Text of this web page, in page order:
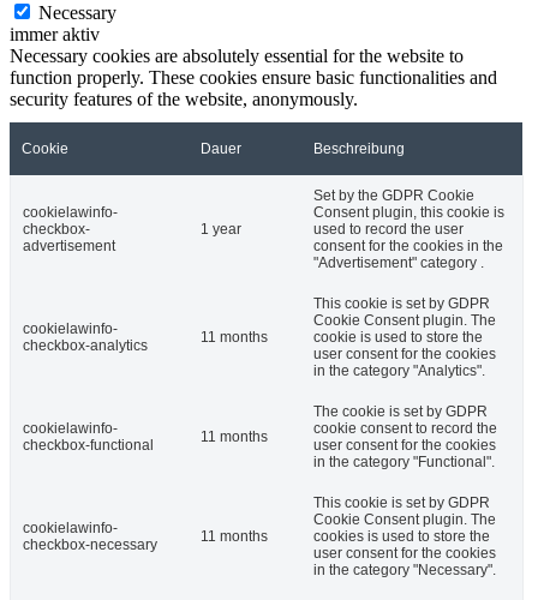
Necessary
immer aktiv
Necessary cookies are absolutely essential for the website to
function properly. These cookies ensure basic functionalities and
security features of the website, anonymously.
Cookie Dauer Beschreibung
cookielawinfo-
checkbox-
advertisement
1 year
Set by the GDPR Cookie
Consent plugin, this cookie is
used to record the user
consent for the cookies in the
"Advertisement" category .
cookielawinfo-
checkbox-analytics
11 months
This cookie is set by GDPR
Cookie Consent plugin. The
cookie is used to store the
user consent for the cookies
in the category "Analytics".
cookielawinfo-
checkbox-functional
11 months
The cookie is set by GDPR
cookie consent to record the
user consent for the cookies
in the category "Functional".
cookielawinfo-
checkbox-necessary
11 months
This cookie is set by GDPR
Cookie Consent plugin. The
cookies is used to store the
user consent for the cookies
in the category "Necessary".